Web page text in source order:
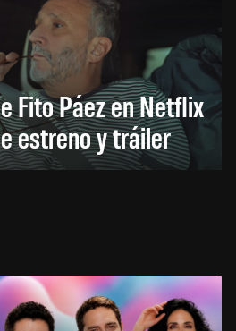
Fito Páez en Netflix
estreno y tráiler